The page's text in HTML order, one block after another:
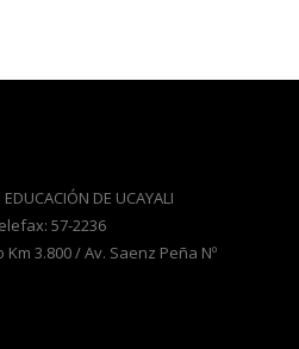
DE UCAYALI
57-2236
3.800 / Av. Saenz Peña Nº